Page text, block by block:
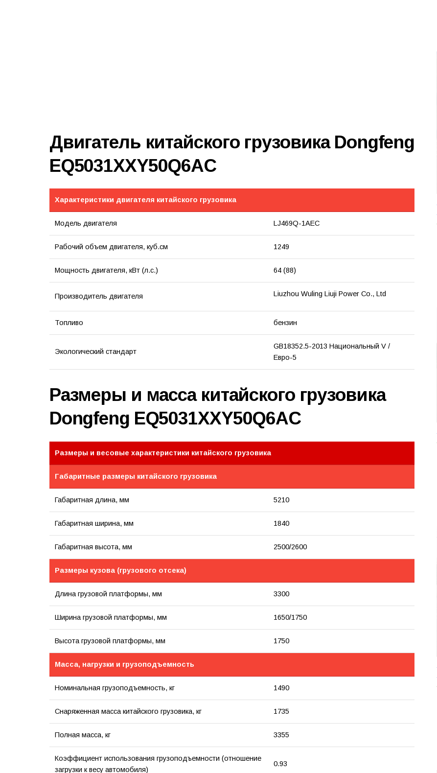
Двигатель китайского грузовика Dongfeng
EQ5031XXY50Q6AC
Характеристики двигателя китайского грузовика
Модель двигателя LJ469Q-1AEC
Рабочий объем двигателя, куб.см 1249
Мощность двигателя, кВт (л.с.) 64 (88)
Производитель двигателя Liuzhou Wuling Liuji Power Co., Ltd
Топливо бензин
Экологический стандарт
GB18352.5-2013 Национальный V /
Евро-5
Размеры и масса китайского грузовика
Dongfeng EQ5031XXY50Q6AC
Размеры и весовые характеристики китайского грузовика
Габаритные размеры китайского грузовика
Габаритная длина, мм 5210
Габаритная ширина, мм 1840
Габаритная высота, мм 2500/2600
Размеры кузова (грузового отсека)
Длина грузовой платформы, мм 3300
Ширина грузовой платформы, мм 1650/1750
Высота грузовой платформы, мм 1750
Масса, нагрузки и грузоподъемность
Номинальная грузоподъемность, кг 1490
Снаряженная масса китайского грузовика, кг 1735
Полная масса, кг 3355
Коэффициент использования грузоподъемности (отношение
загрузки к весу автомобиля)
0.93